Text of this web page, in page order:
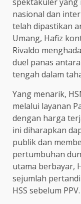
nasional dan
telah dipastikan
Umang, Hafiz
Rivaldo
duel panas
tengah dalam
Yang menarik,
melalui layanan
dengan harga
ini diharapkan
publik dan
pertumbuhan
utama berbayar,
sejumlah
HSS sebelum PPV.